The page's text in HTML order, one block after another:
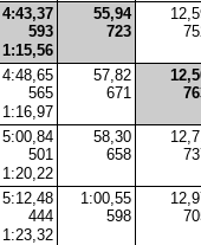
4:43,37 55,94
593 723
1:15,56
4:48,65 57,82
565 671
1:16,97
5:00,84 58,30
501 658
1:20,22
5:12,48 1:00,55
444 598
1:23,32